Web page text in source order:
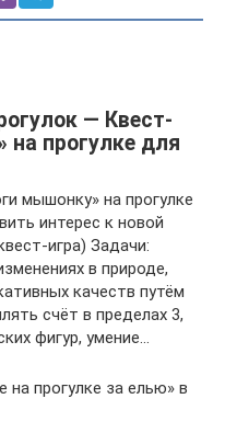
— Квест-
на прогулке для
мышонку» на прогулке
интерес к новой
игра) Задачи:
в природе,
качеств путём
счёт в пределах 3,
фигур, умение…
прогулке за елью» в